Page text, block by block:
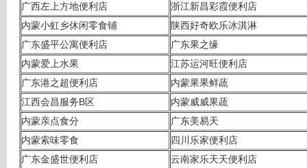
广西左上方地便利店
浙江新昌彩霞便利店
内蒙小虹乡休闲零食铺
陕西好奇欧乐冰淇淋
广东盛平公寓便利店
广东果之缘
内蒙爱上水果
江苏运河旺便利店
广东港之超便利店
内蒙果果鲜蔬
江西会昌服务B区
内蒙威威果蔬
内蒙亲点食分
广东美易天
内蒙索味零食
四川乐家便利店
广东金盛世便利店
云南家乐天天便利店